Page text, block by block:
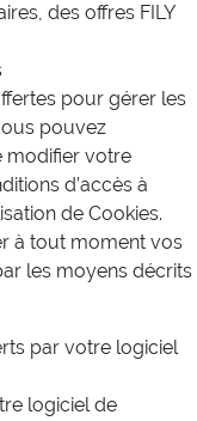
des offres FILY
pour gérer les
pouvez
modifier votre
d’accès à
de Cookies.
à tout moment vos
les moyens décrits
par votre logiciel
logiciel de